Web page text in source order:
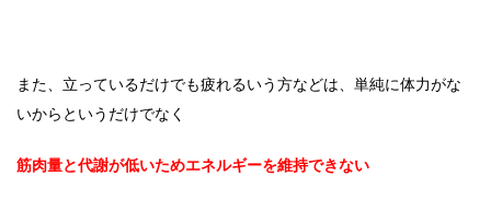
また、立っているだけでも疲れるいう方などは、単純に体力がな
いからというだけでなく
筋肉量と代謝が低いためエネルギーを維持できない